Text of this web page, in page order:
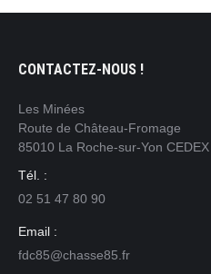
CONTACTEZ-NOUS !
Les Minées
Route de Château-Fromage
85010 La Roche-sur-Yon CEDEX
Tél. :
02 51 47 80 90
Email :
fdc85@chasse85.fr